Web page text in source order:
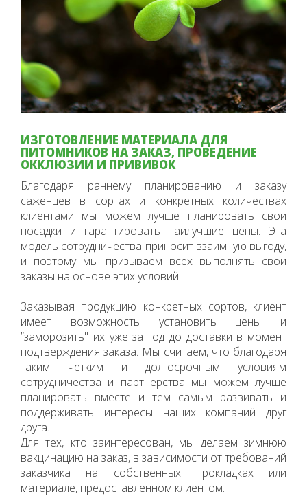
ИЗГОТОВЛЕНИЕ МАТЕРИАЛА ДЛЯ
ПИТОМНИКОВ НА ЗАКАЗ, ПРОВЕДЕНИЕ
ОККЛЮЗИИ И ПРИВИВОК
Благодаря раннему планированию и заказу
саженцев в сортах и конкретных количествах
клиентами мы можем лучше планировать свои
посадки и гарантировать наилучшие цены. Эта
модель сотрудничества приносит взаимную выгоду,
и поэтому мы призываем всех выполнять свои
заказы на основе этих условий.
Заказывая продукцию конкретных сортов, клиент
имеет возможность установить цены и
”заморозить" их уже за год до доставки в момент
подтверждения заказа. Мы считаем, что благодаря
таким четким и долгосрочным условиям
сотрудничества и партнерства мы можем лучше
планировать вместе и тем самым развивать и
поддерживать интересы наших компаний друг
друга.
Для тех, кто заинтересован, мы делаем зимнюю
вакцинацию на заказ, в зависимости от требований
заказчика на собственных прокладках или
материале, предоставленном клиентом.